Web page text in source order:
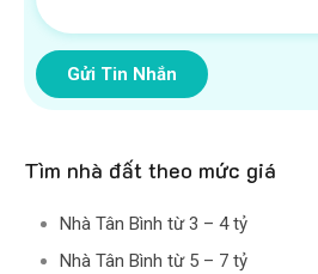
Gửi Tin Nhắn
Tìm nhà đất theo mức giá
Nhà Tân Bình từ 3 – 4 tỷ
Nhà Tân Bình từ 5 – 7 tỷ